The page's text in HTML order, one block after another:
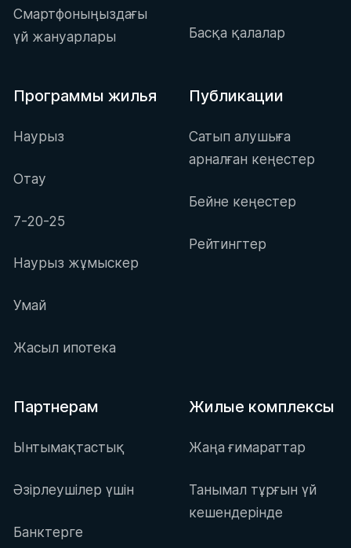
Смартфоныңыздағы
үй жануарлары
Басқа қалалар
Программы жилья
Наурыз
Отау
7-20-25
Наурыз жұмыскер
Умай
Жасыл ипотека
Публикации
Сатып алушыға
арналған кеңестер
Бейне кеңестер
Рейтингтер
Партнерам
Ынтымақтастық
Әзірлеушілер үшін
Банктерге
Жилые комплексы
Жаңа ғимараттар
Танымал тұрғын үй
кешендерінде